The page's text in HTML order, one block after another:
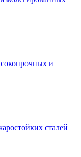
и
сталей